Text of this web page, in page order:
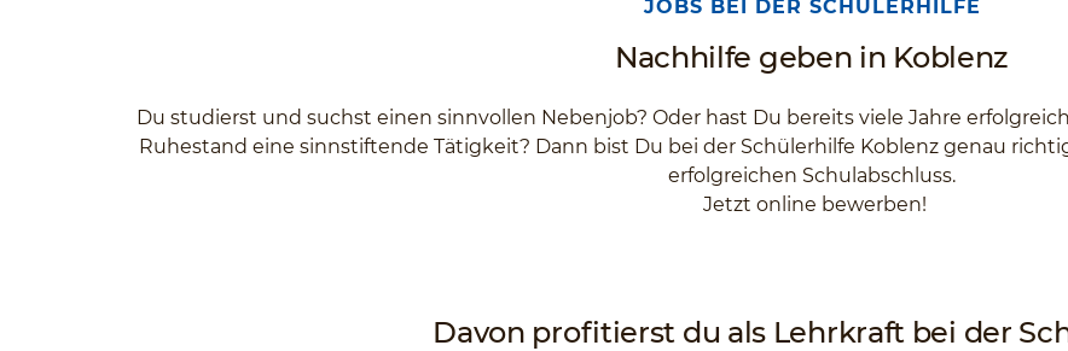
JOBS BEI DER SCHÜLERHILFE
Nachhilfe geben in Koblenz
Du studierst und suchst einen sinnvollen Nebenjob? Oder hast Du bereits viele Jahre
Ruhestand eine sinnstiftende Tätigkeit? Dann bist Du bei der Schülerhilfe Koblenz genau
erfolgreichen Schulabschluss.
Jetzt online bewerben!
Davon profitierst du als Lehrkraft bei der